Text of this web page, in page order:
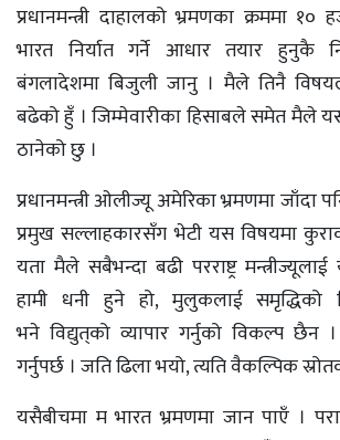
प्रधानमन्त्री दाहालको भ्रमणका क्रममा १०
भारत निर्यात गर्ने आधार तयार हुनुकै
बंगलादेशमा बिजुली जानु । मैले तिनै
बढेको हुँ । जिम्मेवारीका हिसाबले समेत मैले
ठानेको छु ।
प्रधानमन्त्री ओलीज्यू अमेरिका भ्रमणमा जाँदा
प्रमुख सल्लाहकारसँग भेटी यस विषयमा
यता मैले सबैभन्दा बढी परराष्ट्र
हामी धनी हुने हो, मुलुकलाई समृद्धिको
भने विद्युत्‌को व्यापार गर्नुको विकल्प छैन
गर्नुपर्छ । जति ढिला भयो, त्यति वैकल्पिक
यसैबीचमा म भारत भ्रमणमा जान पाएँ ।